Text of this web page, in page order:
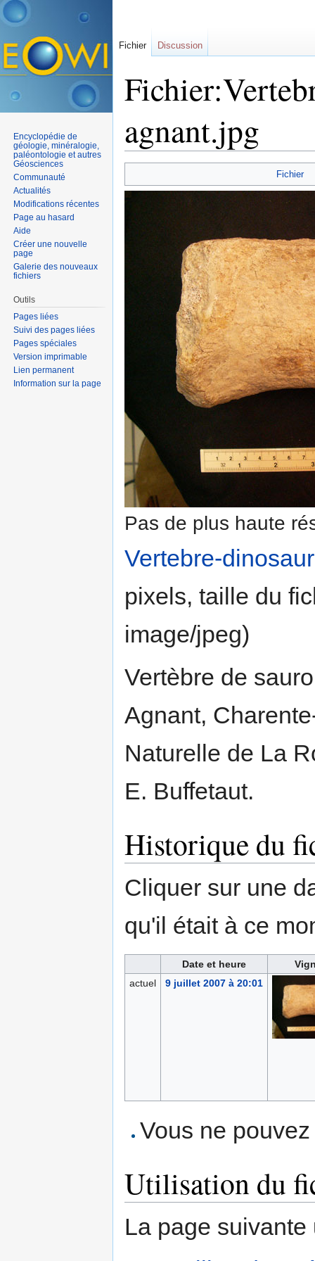
agnant.jpg
Fichier
Pas de plus haute
Vertebre-
pixels, taille du
image/jpeg)
Vertèbre de
Agnant,
Naturelle de La
E. Buffetaut.
Historique du
Cliquer sur une
qu'il était à ce
Date et heure
actuel
9 juillet 2007 à 20:01
Vous ne
Utilisation du
La page
Fichier Discussion
Encyclopédie de
géologie, minéralogie,
paléontologie et autres
Géosciences
Communauté
Actualités
Modifications récentes
Page au hasard
Aide
Créer une nouvelle
page
Galerie des nouveaux
fichiers
Outils
Pages liées
Suivi des pages liées
Pages spéciales
Version imprimable
Lien permanent
Information sur la page